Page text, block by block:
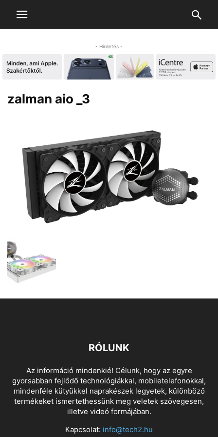
- Hirdetés -
zalman aio _3
RÓLUNK
Az információ mindenkié! Célunk, hogy az egyre
gyorsabban fejlődő technológiákkal, mobiletelefonokkal,
mindenféle kütyükkel naprakészek legyetek, különböző
termékeket ismertethessünk meg veletek szövegesen,
illetve videó formájában.
Kapcsolat: info@tech2.hu